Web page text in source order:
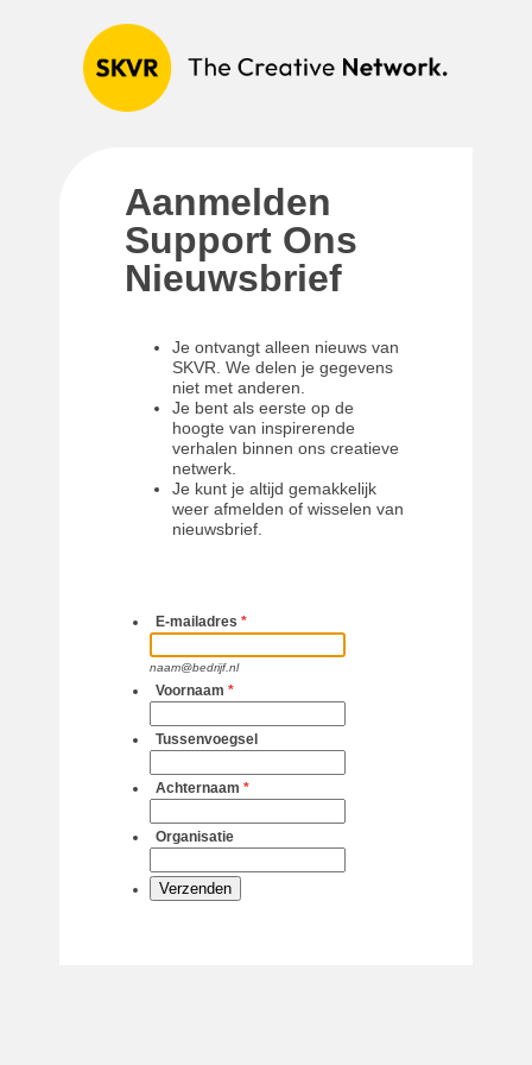
Aanmelden
Support Ons
Nieuwsbrief
Je ontvangt alleen nieuws van
SKVR. We delen je gegevens
niet met anderen.
Je bent als eerste op de
hoogte van inspirerende
verhalen binnen ons creatieve
netwerk.
Je kunt je altijd gemakkelijk
weer afmelden of wisselen van
nieuwsbrief.
E-mailadres *
naam@bedrijf.nl
Voornaam *
Tussenvoegsel
Achternaam *
Organisatie